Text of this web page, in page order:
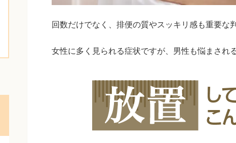
回数だけでなく、排便の質やスッキリ感も重要な
女性に多く見られる症状ですが、男性も悩まされ